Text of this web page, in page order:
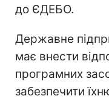
до ЄДЕБО.
Державне
має внести
програмних
забезпечити